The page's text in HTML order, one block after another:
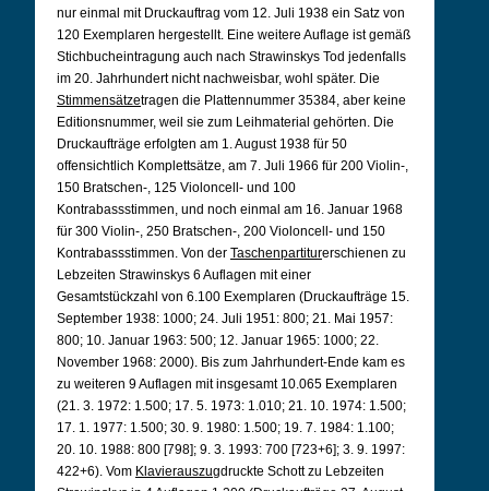
nur einmal mit Druckauftrag vom 12. Juli 1938 ein Satz von
120 Exemplaren hergestellt. Eine weitere Auflage ist gemäß
Stichbucheintragung auch nach Strawinskys Tod jedenfalls
im 20. Jahrhundert nicht nachweisbar, wohl später. Die
Stimmensätzetragen die Plattennummer 35384, aber keine
Editionsnummer, weil sie zum Leihmaterial gehörten. Die
Druckaufträge erfolgten am 1. August 1938 für 50
offensichtlich Komplettsätze, am 7. Juli 1966 für 200 Violin-,
150 Bratschen-, 125 Violoncell- und 100
Kontrabassstimmen, und noch einmal am 16. Januar 1968
für 300 Violin-, 250 Bratschen-, 200 Violoncell- und 150
Kontrabassstimmen. Von der Taschenpartiturerschienen zu
Lebzeiten Strawinskys 6 Auflagen mit einer
Gesamtstückzahl von 6.100 Exemplaren (Druckaufträge 15.
September 1938: 1000; 24. Juli 1951: 800; 21. Mai 1957:
800; 10. Januar 1963: 500; 12. Januar 1965: 1000; 22.
November 1968: 2000). Bis zum Jahrhundert-Ende kam es
zu weiteren 9 Auflagen mit insgesamt 10.065 Exemplaren
(21. 3. 1972: 1.500; 17. 5. 1973: 1.010; 21. 10. 1974: 1.500;
17. 1. 1977: 1.500; 30. 9. 1980: 1.500; 19. 7. 1984: 1.100;
20. 10. 1988: 800 [798]; 9. 3. 1993: 700 [723+6]; 3. 9. 1997:
422+6). Vom Klavierauszugdruckte Schott zu Lebzeiten